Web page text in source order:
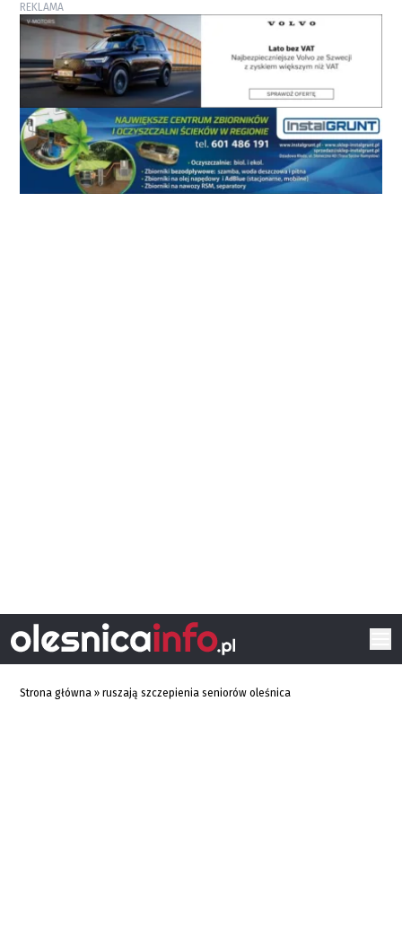
REKLAMA
Strona główna »ruszają szczepienia seniorów oleśnica